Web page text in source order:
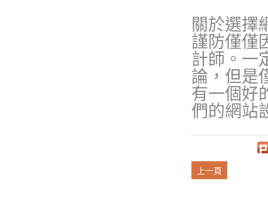
關於選擇
謹防僅僅
計師。一
論 ，但
有一個好
們的網站
上一頁